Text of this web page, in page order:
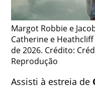
Margot Robbie e
Catherine e
de 2026. Crédito:
Reprodução
Assisti à estreia de